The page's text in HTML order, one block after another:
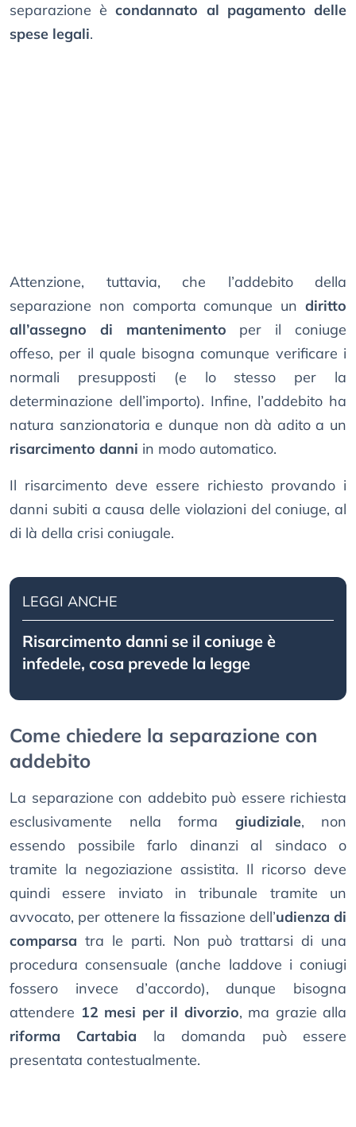
separazione ècondannato al pagamento delle
spese legali.
Attenzione, tuttavia, che l’addebito della
separazione non comporta comunque un diritto
all’assegno di mantenimento per il coniuge
offeso, per il quale bisogna comunque verificare i
normali presupposti (e lo stesso per la
determinazione dell’importo). Infine, l’addebito ha
natura sanzionatoria e dunque non dà adito a un
risarcimento danni in modo automatico.
Il risarcimento deve essere richiesto provando i
danni subiti a causa delle violazioni del coniuge, al
di là della crisi coniugale.
LEGGI ANCHE
Risarcimento danni se il coniuge è
infedele, cosa prevede la legge
Come chiedere la separazione con
addebito
La separazione con addebito può essere richiesta
esclusivamente nella forma giudiziale, non
essendo possibile farlo dinanzi al sindaco o
tramite la negoziazione assistita. Il ricorso deve
quindi essere inviato in tribunale tramite un
avvocato, per ottenere la fissazione dell’udienza di
comparsa tra le parti. Non può trattarsi di una
procedura consensuale (anche laddove i coniugi
fossero invece d’accordo), dunque bisogna
attendere 12 mesi per il divorzio, ma grazie alla
riforma Cartabia la domanda può essere
presentata contestualmente.